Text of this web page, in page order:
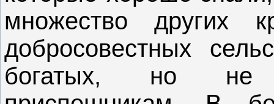
множество других
добросовестных
богатых, но не